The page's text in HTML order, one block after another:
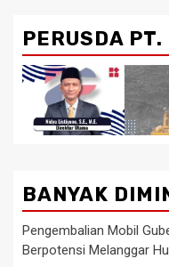
PERUSDA
BANYAK
Pengembalian Mobil
Berpotensi Melanggar